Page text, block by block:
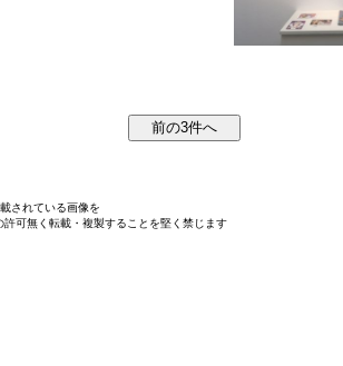
されている画像を
許可無く転載・複製することを堅く禁じます